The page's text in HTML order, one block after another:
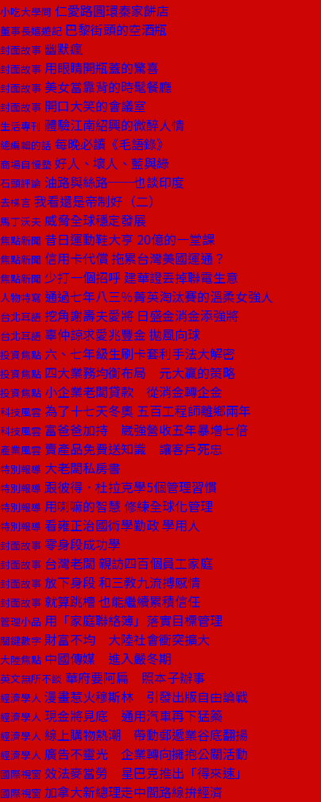
小吃大學問 仁愛路圓環秦家餅店
董事長嬉遊記 巴黎街頭的空酒瓶
封面故事 幽默瘋
封面故事 用眼睛開瓶蓋的驚喜
封面故事 美女當靠背的時髦餐廳
封面故事 開口大笑的會議室
生活專刊 體驗江南紹興的微醉人情
總編輯的話 每晚必讀《毛語錄》
商場自慢塾 好人、壞人、藍與綠
石頭評論 油路與絲路──也談印度
去梯言 我看還是帝制好（二）
馬丁沃夫 威脅全球穩定發展
焦點新聞 昔日運動鞋大亨 20億的一堂課
焦點新聞 信用卡代償 拖累台灣美國運通？
焦點新聞 少打一個招呼 建華證丟掉聯電生意
人物特寫 通過七年八三％菁英淘汰賽的溫柔女強人
台北耳語 挖角謝壽夫愛將 日盛金消金添強將
台北耳語 辜仲諒求愛兆豐金 拋風向球
投資焦點 六、七年級生刷卡套利手法大解密
投資焦點 四大業務均衡布局 元大贏的策略
投資焦點 小企業老闆貸款 從消金轉企金
科技風雲 為了十七天冬奧 五百工程師離鄉兩年
科技風雲 富爸爸加持 崴強營收五年暴增七倍
產業風雲 賣產品免費送知識 讓客戶死忠
特別報導 大老闆私房書
特別報導 跟彼得．杜拉克學5個管理習慣
特別報導 用喇嘛的智慧 修練全球化管理
特別報導 看雍正治國術學勤政 學用人
封面故事 零身段成功學
封面故事 台灣老闆 親訪四百個員工家庭
封面故事 放下身段 和三教九流搏感情
封面故事 就算跳槽 也能繼續累積信任
管理小品 用「家庭聯絡簿」落實目標管理
關鍵數字 財富不均 大陸社會衝突擴大
大陸焦點 中國傳媒 進入嚴冬期
英文無所不談 華府要阿扁 照本子辦事
經濟學人 漫畫惹火穆斯林 引發出版自由論戰
經濟學人 現金將見底 通用汽車再下猛藥
經濟學人 線上購物熱潮 帶動郵遞業谷底翻揚
經濟學人 廣告不靈光 企業轉向擁抱公關活動
國際視窗 效法麥當勞 星巴克推出「得來速」
國際視窗 加拿大新總理走中間路線拚經濟